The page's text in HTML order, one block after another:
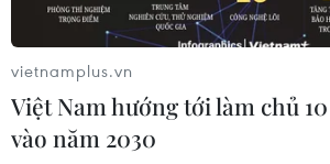
TIN LIÊN QUAN
vietnamplus.vn
Việt Nam hướng tới làm chủ
vào năm 2030